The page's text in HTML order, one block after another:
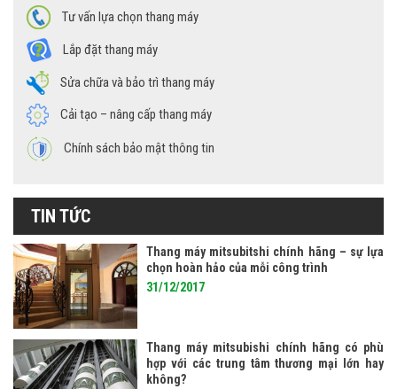
Tư vấn lựa chọn thang máy
Lắp đặt thang máy
Sửa chữa và bảo trì thang máy
Cải tạo – nâng cấp thang máy
Chính sách bảo mật thông tin
TIN TỨC
Thang máy mitsubitshi chính hãng – sự lựa
chọn hoàn hảo của mỗi công trình
31/12/2017
Thang máy mitsubishi chính hãng có phù
hợp với các trung tâm thương mại lớn hay
không?